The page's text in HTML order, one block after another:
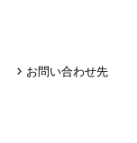
お問い合わせ先